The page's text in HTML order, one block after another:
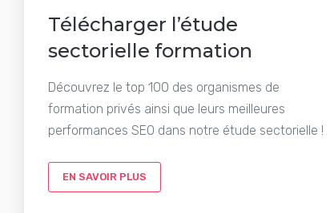
Télécharger l’étude
sectorielle formation
Découvrez le top 100 des organismes de
formation privés ainsi que leurs meilleures
performances SEO dans notre étude sectorielle !
EN SAVOIR PLUS